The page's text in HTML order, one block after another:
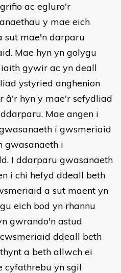
ac egluro'r
y mae eich
sut mae'n darparu
Mae hyn yn golygu
gywir ac yn deall
ystyried anghenion
â'r hyn y mae'r sefydliad
Mae angen i
i gwsmeriaid
gwasanaeth i
I ddarparu gwasanaeth
i chi hefyd ddeall beth
a sut maent yn
eich bod yn rhannu
gwrando'n astud
ddeall beth
a beth allwch ei
cyfathrebu yn sgil